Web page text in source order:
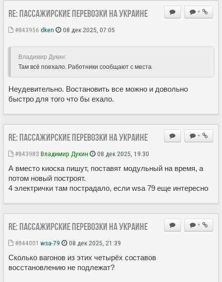
+
Re: Пассажирские перевозки на Украине
#843956 dken 08 дек 2025, 07:05
Владимир Дукин:
Там всё поехало. Работники сообщают с места
Неудевительно. Востановить все можно и довольно
быстро для того что бы ехало.
+
Re: Пассажирские перевозки на Украине
#843983 Владимир Дукин 08 дек 2025, 19:30
А вместо киоска пишут, поставят модульный на время, а
потом новый построят.
4 электрички там пострадало, если wsa 79 еще интересно
+
Re: Пассажирские перевозки на Украине
#844001 wsa-79 08 дек 2025, 21:39
Сколько вагонов из этих четырёх составов
восстановлению не подлежат?